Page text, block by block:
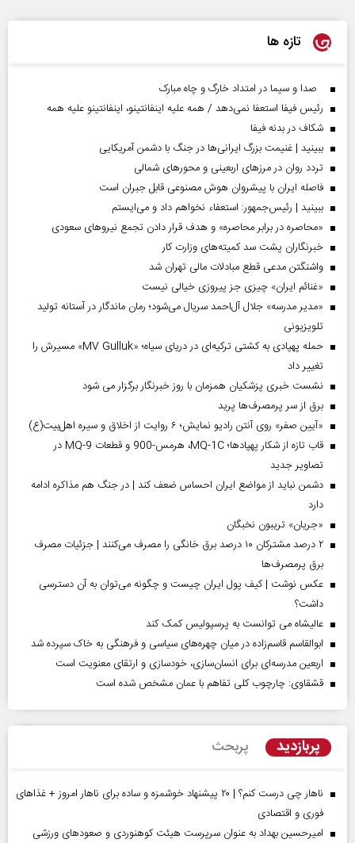
تازه ها
صدا و سیما در امتداد خارگ و چاه مبارک
رئیس فیفا استعفا نمی‌دهد / همه علیه اینفانتینو، اینفانتینو علیه همه
شکاف در بدنه فیفا
ببینید | غنیمت بزرگ ایرانی‌ها در جنگ با دشمن آمریکایی
تردد روان در مرزهای اربعینی و محورهای شمالی
فاصله ایران با پیشرو‌ان هوش مصنوعی قابل جبران است
ببینید | رئیس‌جمهور: استعفاء نخواهم داد و می‌ایستم
«محاصره در برابر محاصره» و هدف قرار دادن تجمع نیروهای سعودی
خبرنگاران پشت سد کمیته‌های وزارت کار
واشنگتن مدعی قطع مبادلات مالی تهران شد
«غنائم ایران» چیزی جز پیروزی خیالی نیست
«مدیر مدرسه» جلال آل‌احمد سریال می‌شود؛ رمان ماندگار در آستانه تولید
تلویزیونی
حمله پهپادی به کشتی ترکیه‌ای در دریای سیاه؛ «MV Gulluk» مسیرش را
تغییر داد
نشست خبری پزشکیان همزمان با روز خبرنگار برگزار می شود
برق از سر پرمصرف‌ها پرید
«آیین صفر» روی آنتن رادیو نمایش؛ ۶ روایت از اخلاق و سیره اهل‌بیت(ع)
قاب تازه از شکار پهپادها؛ MQ-1C، هرمس-900 و قطعات MQ-9 در
تصاویر جدید
دشمن نباید از مواضع ایران احساس ضعف کند | در جنگ هم مذاکره ادامه
دارد
«جریان» تریبون نخبگان
۲ درصد مشترکان ۱۰ درصد برق خانگی را مصرف می‌کنند | جزئیات مصرف
برق پرمصرف‌ها
عکس نوشت | کیف پول ایران چیست و چگونه می‌توان به آن دسترسی
داشت؟
عالیشاه می توانست به پرسپولیس کمک کند
ابوالقاسم قاسم‌زاده در میان چهره‌های سیاسی و فرهنگی به خاک سپرده شد
اربعین مدرسه‌ای برای انسان‌سازی، خودسازی و ارتقای معنویت است
قشقاوی: چارچوب کلی تفاهم با عمان مشخص شده است
پربازدید پربحث
ناهار چی درست کنم؟ | ۲۰ پیشنهاد خوشمزه و ساده برای ناهار امروز + غذاهای
فوری و اقتصادی
امیرحسین بهداد به عنوان سرپرست هیئت کوهنوردی و صعودهای ورزشی